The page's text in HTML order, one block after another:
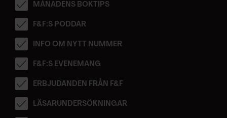
MÅNADENS BOKTIPS
F&F:S PODDAR
INFO OM NYTT NUMMER
F&F:S EVENEMANG
ERBJUDANDEN FRÅN F&F
LÄSARUNDERSÖKNINGAR